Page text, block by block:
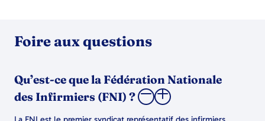
Foire aux questions
Qu’est-ce que la Fédération Nationale
des Infirmiers (FNI) ?